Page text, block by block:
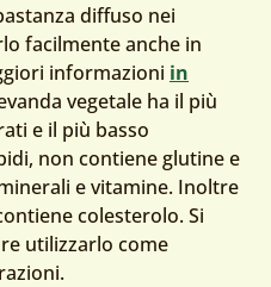
diffuso nei
facilmente anche in
informazioni in
vegetale ha il più
e il più basso
non contiene glutine e
e vitamine. Inoltre
colesterolo. Si
utilizzarlo come